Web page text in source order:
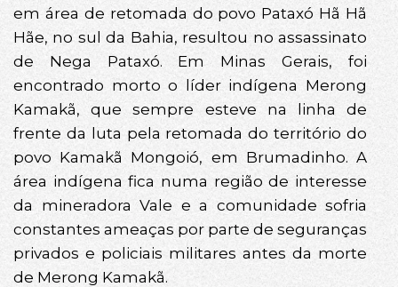
em área de retomada do povo Pataxó Hã Hã
Hãe, no sul da Bahia, resultou no assassinato
de Nega Pataxó. Em Minas Gerais, foi
encontrado morto o líder indígena Merong
Kamakã, que sempre esteve na linha de
frente da luta pela retomada do território do
povo Kamakã Mongoió, em Brumadinho. A
área indígena fica numa região de interesse
da mineradora Vale e a comunidade sofria
constantes ameaças por parte de seguranças
privados e policiais militares antes da morte
de Merong Kamakã.